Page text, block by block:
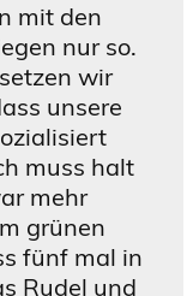
mit den
nur so.
wir
unsere
muss halt
mehr
grünen
fünf mal in
Rudel und